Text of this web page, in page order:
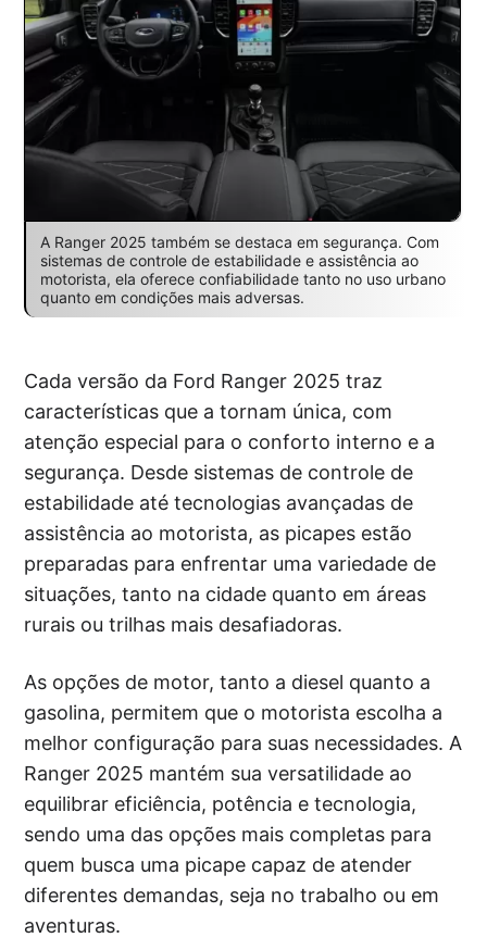
A Ranger 2025 também se destaca em segurança. Com
sistemas de controle de estabilidade e assistência ao
motorista, ela oferece confiabilidade tanto no uso urbano
quanto em condições mais adversas.
Cada versão da Ford Ranger 2025 traz
características que a tornam única, com
atenção especial para o conforto interno e a
segurança. Desde sistemas de controle de
estabilidade até tecnologias avançadas de
assistência ao motorista, as picapes estão
preparadas para enfrentar uma variedade de
situações, tanto na cidade quanto em áreas
rurais ou trilhas mais desafiadoras.
As opções de motor, tanto a diesel quanto a
gasolina, permitem que o motorista escolha a
melhor configuração para suas necessidades. A
Ranger 2025 mantém sua versatilidade ao
equilibrar eficiência, potência e tecnologia,
sendo uma das opções mais completas para
quem busca uma picape capaz de atender
diferentes demandas, seja no trabalho ou em
aventuras.